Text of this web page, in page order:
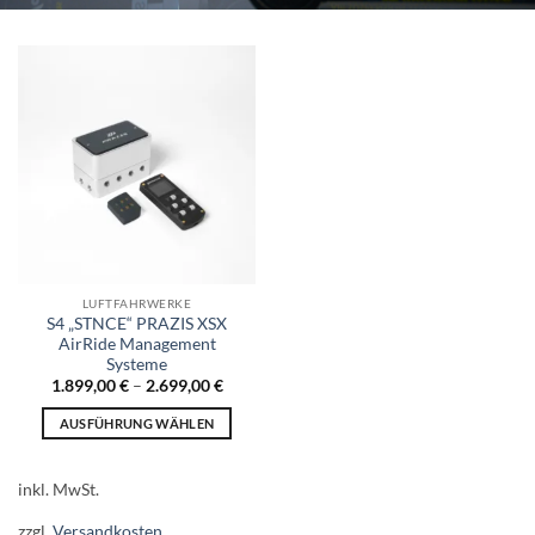
LUFTFAHRWERKE
S4 „STNCE“ PRAZIS XSX
AirRide Management
Systeme
1.899,00€– 2.699,00€
AUSFÜHRUNG WÄHLEN
mehrere
inkl. MwSt.
zzgl. Versandkosten